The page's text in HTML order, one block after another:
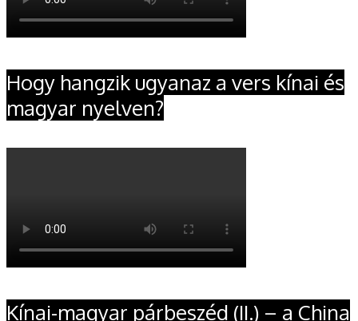
Hogy hangzik ugyanaz a vers kínai és
magyar nyelven?
Kínai-magyar párbeszéd (II.) – a China